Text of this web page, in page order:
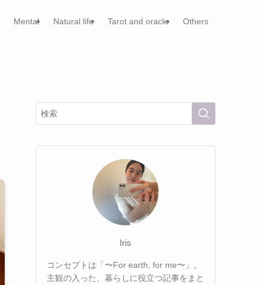
Mental Natural life Tarot and oracle Others
Iris
コンセプトは「〜For earth, for me〜」。
主観の入った、暮らしに役立つ記事をまと